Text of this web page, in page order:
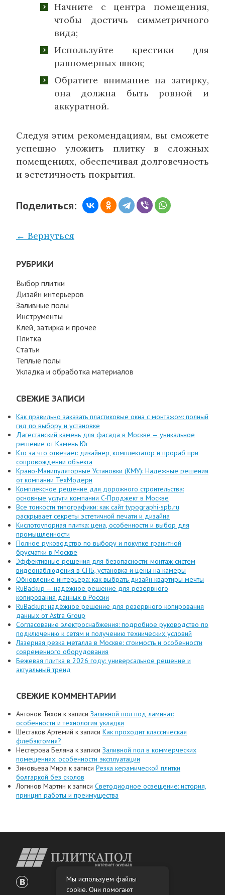
Начните с центра помещения,
чтобы достичь симметричного
вида;
Используйте крестики для
равномерных швов;
Обратите внимание на затирку,
она должна быть ровной и
аккуратной.
Следуя этим рекомендациям, вы сможете
успешно уложить плитку в сложных
помещениях, обеспечивая долговечность
и эстетичность покрытия.
Поделиться:
← Вернуться
РУБРИКИ
Выбор плитки
Дизайн интерьеров
Заливные полы
Инструменты
Клей, затирка и прочее
Плитка
Статьи
Теплые полы
Укладка и обработка материалов
СВЕЖИЕ ЗАПИСИ
Как правильно заказать пластиковые окна с монтажом: полный
гид по выбору и установке
Дагестанский камень для фасада в Москве — уникальное
решение от Камень Юг
Кто за что отвечает: дизайнер, комплектатор и прораб при
сопровождении объекта
Крано-Манипуляторные Установки (КМУ): Надежные решения
от компании ТехМодерн
Комплексное решение для дорожного строительства:
основные услуги компании C-Проджект в Москве
Все тонкости типографики: как сайт typographi-spb.ru
раскрывает секреты эстетичной печати и дизайна
Кислотоупорная плитка: цена, особенности и выбор для
промышленности
Полное руководство по выбору и покупке гранитной
брусчатки в Москве
Эффективные решения для безопасности: монтаж систем
видеонаблюдения в СПБ, установка и цены на камеры
Обновление интерьера: как выбрать дизайн квартиры мечты
RuBackup — надежное решение для резервного
копирования данных в России
RuBackup: надёжное решение для резервного копирования
данных от Astra Group
Согласование электроснабжения: подробное руководство по
подключению к сетям и получению технических условий
Лазерная резка металла в Москве: стоимость и особенности
современного оборудования
Бежевая плитка в 2026 году: универсальное решение и
актуальный тренд
СВЕЖИЕ КОММЕНТАРИИ
Антонов Тихон к записи Заливной пол под ламинат:
особенности и технология укладки
Шестаков Артемий к записи Как проходит классическая
флебэктомия?
Нестерова Беляна к записи Заливной пол в коммерческих
помещениях: особенности эксплуатации
Зиновьева Мира к записи Резка керамической плитки
болгаркой без сколов
Логинов Мартин к записи Светодиодное освещение: история,
принцип работы и преимущества
Мы используем файлы
cookie. Они помогают